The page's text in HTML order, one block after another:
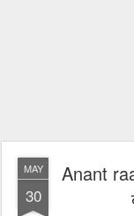
MAY
30
Anant